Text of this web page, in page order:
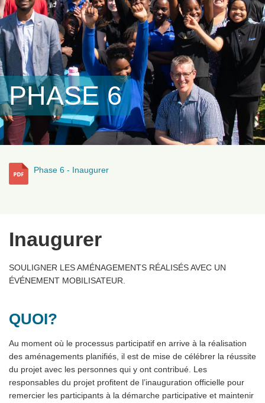
PHASE 6
Phase 6 - Inaugurer
Inaugurer
SOULIGNER LES AMÉNAGEMENTS RÉALISÉS AVEC UN
ÉVÉNEMENT MOBILISATEUR.
QUOI?
Au moment où le processus participatif en arrive à la réalisation
des aménagements planifiés, il est de mise de célébrer la réussite
du projet avec les personnes qui y ont contribué. Les
responsables du projet profitent de l’inauguration officielle pour
remercier les participants à la démarche participative et maintenir